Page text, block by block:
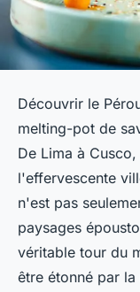
Découvrir le
melting-pot de
De Lima à
l'effervescente
n'est pas
paysages
véritable tour du
être étonné par la